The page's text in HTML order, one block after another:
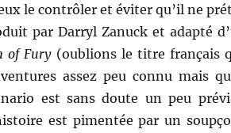
le contrôler et éviter qu’il ne
par Darryl Zanuck et adapté
of Fury(oublions le titre français
assez peu connu mais
est sans doute un peu
est pimentée par un